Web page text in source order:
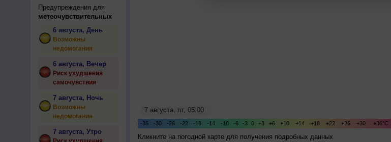
Предупреждения для
метеочувствительных
6 августа, День
Возможны
недомогания
6 августа, Вечер
Риск ухудшения
самочувствия
7 августа, Ночь
Возможны
недомогания
7 августа, Утро
Кликните на погодной карте для получения подробных данных